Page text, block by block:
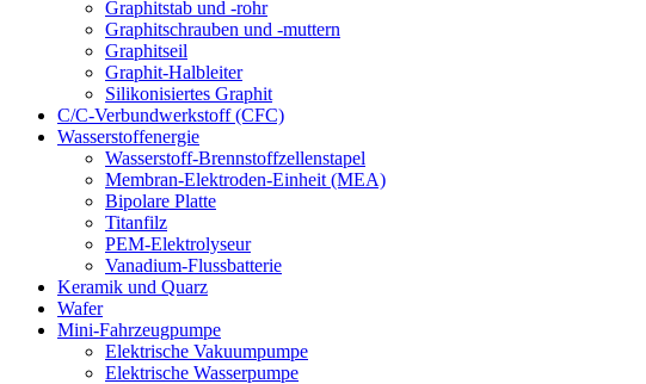
Graphitstab und -rohr
Graphitschrauben und -muttern
Graphitseil
Graphit-Halbleiter
Silikonisiertes Graphit
C/C-Verbundwerkstoff (CFC)
Wasserstoffenergie
Wasserstoff-Brennstoffzellenstapel
Membran-Elektroden-Einheit (MEA)
Bipolare Platte
Titanfilz
PEM-Elektrolyseur
Vanadium-Flussbatterie
Keramik und Quarz
Wafer
Mini-Fahrzeugpumpe
Elektrische Vakuumpumpe
Elektrische Wasserpumpe